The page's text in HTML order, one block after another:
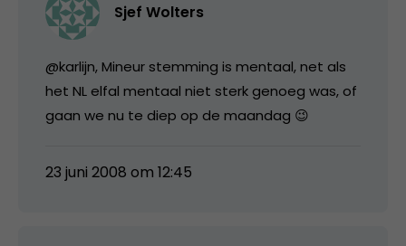
Sjef Wolters
@karlijn, Mineur stemming is mentaal, net als
het NL elfal mentaal niet sterk genoeg was, of
gaan we nu te diep op de maandag 😉
23 juni 2008 om 12:45